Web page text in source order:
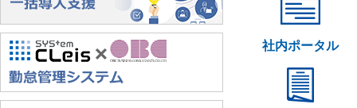
社内ポータル